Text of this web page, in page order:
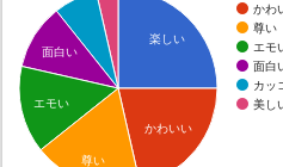
かわ
尊い
エモ
面白
カッ
美し
楽しい
かわいい
面白い
エモい
尊い